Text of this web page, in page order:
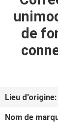
DES
SUJET
DE
Reserved.
de
Lieu d'origine:
Nom de